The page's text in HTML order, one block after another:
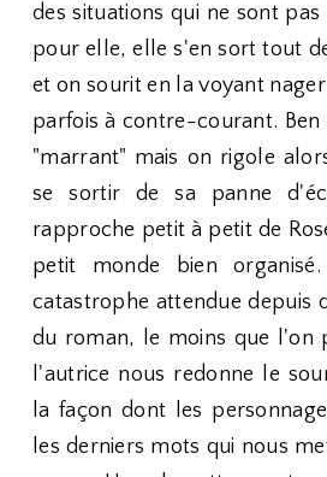
des situations qui ne sont
pour elle, elle s'en sort tout
et on sourit en la voyant
parfois à contre-courant.
"marrant" mais on rigole
se sortir de sa panne
rapproche petit à petit de
petit monde bien
catastrophe attendue depuis
du roman, le moins que l'on
l'autrice nous redonne le
la façon dont les
les derniers mots qui nous